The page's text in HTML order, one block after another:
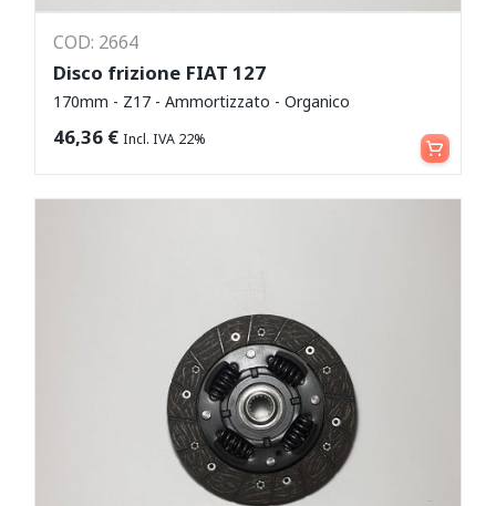
COD: 2664
Disco frizione FIAT 127
170mm - Z17 - Ammortizzato - Organico
46,36 € Incl. IVA 22% Aggiungi al carrello